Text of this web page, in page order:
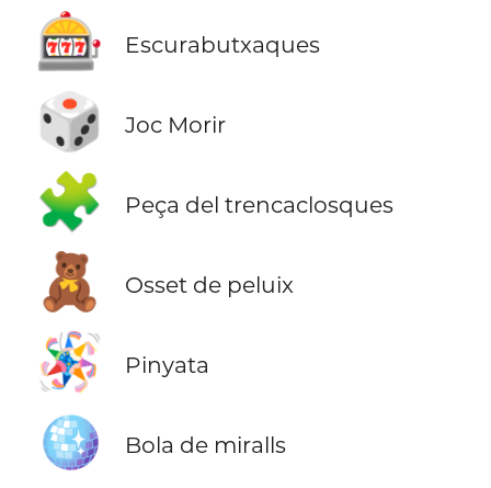
🎰 Escurabutxaques
🎲 Joc Morir
🧩 Peça del trencaclosques
🧸 Osset de peluix
🪅 Pinyata
🪩 Bola de miralls